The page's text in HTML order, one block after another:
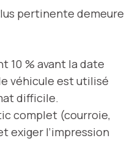
pertinente demeure
10 % avant la date
véhicule est utilisé
difficile.
complet (courroie,
exiger l’impression